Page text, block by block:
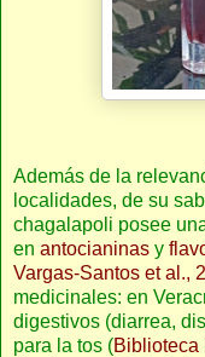
Además de la
localidades, de su
chagalapoli posee
en antocianinas y
Vargas-Santos et al.,
medicinales: en
digestivos (diarrea,
para la tos (Biblioteca